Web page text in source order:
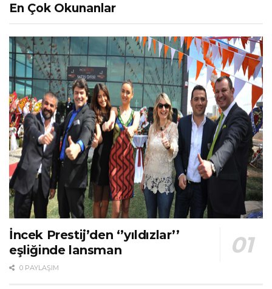
En Çok Okunanlar
İncek Prestij’den ‘’yıldızlar’’
eşliğinde lansman
0 PAYLAŞIM